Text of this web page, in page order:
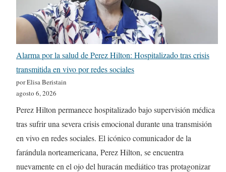
Alarma por la salud de Perez Hilton: Hospitalizado tras crisis
transmitida en vivo por redes sociales
por Elisa Beristain
agosto 6, 2026
Perez Hilton permanece hospitalizado bajo supervisión médica
tras sufrir una severa crisis emocional durante una transmisión
en vivo en redes sociales. El icónico comunicador de la
farándula norteamericana, Perez Hilton, se encuentra
nuevamente en el ojo del huracán mediático tras protagonizar